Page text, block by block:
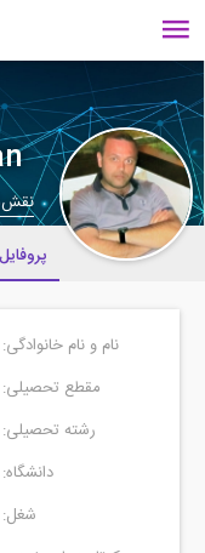
پروفایل
نام و نام خانوادگی:
مقطع تحصیلی:
رشته تحصیلی:
دانشگاه:
شغل: